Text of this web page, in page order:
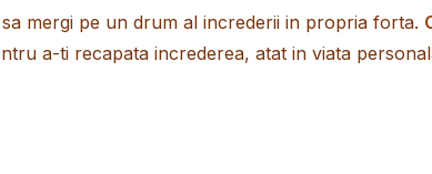
mergi pe un drum al increderii in propria forta.
a-ti recapata increderea, atat in viata